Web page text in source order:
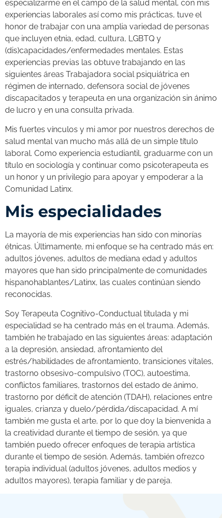
especializarme en el campo de la salud mental, con mis
experiencias laborales así como mis prácticas, tuve el
honor de trabajar con una amplia variedad de personas
que incluyen etnia, edad, cultura, LGBTQ y
(dis)capacidades/enfermedades mentales. Estas
experiencias previas las obtuve trabajando en las
siguientes áreas Trabajadora social psiquiátrica en
régimen de internado, defensora social de jóvenes
discapacitados y terapeuta en una organización sin ánimo
de lucro y en una consulta privada.
Mis fuertes vínculos y mi amor por nuestros derechos de
salud mental van mucho más allá de un simple título
laboral. Como experiencia estudiantil, graduarme con un
título en sociología y continuar como psicoterapeuta es
un honor y un privilegio para apoyar y empoderar a la
Comunidad Latinx.
Mis especialidades
La mayoría de mis experiencias han sido con minorías
étnicas. Últimamente, mi enfoque se ha centrado más en:
adultos jóvenes, adultos de mediana edad y adultos
mayores que han sido principalmente de comunidades
hispanohablantes/Latinx, las cuales continúan siendo
reconocidas.
Soy Terapeuta Cognitivo-Conductual titulada y mi
especialidad se ha centrado más en el trauma. Además,
también he trabajado en las siguientes áreas: adaptación
a la depresión, ansiedad, afrontamiento del
estrés/habilidades de afrontamiento, transiciones vitales,
trastorno obsesivo-compulsivo (TOC), autoestima,
conflictos familiares, trastornos del estado de ánimo,
trastorno por déficit de atención (TDAH), relaciones entre
iguales, crianza y duelo/pérdida/discapacidad. A mí
también me gusta el arte, por lo que doy la bienvenida a
la creatividad durante el tiempo de sesión, ya que
también puedo ofrecer enfoques de terapia artística
durante el tiempo de sesión. Además, también ofrezco
terapia individual (adultos jóvenes, adultos medios y
adultos mayores), terapia familiar y de pareja.